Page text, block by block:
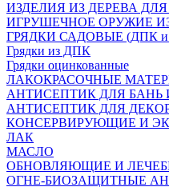
ИЗДЕЛИЯ ИЗ ДЕРЕВА
ИГРУШЕЧНОЕ ОРУЖИЕ
ГРЯДКИ САДОВЫЕ (ДПК и
Грядки из ДПК
Грядки оцинкованные
ЛАКОКРАСОЧНЫЕ
АНТИСЕПТИК ДЛЯ БАНЬ
АНТИСЕПТИК ДЛЯ
КОНСЕРВИРУЮЩИЕ И
ЛАК
МАСЛО
ОБНОВЛЯЮЩИЕ И
ОГНЕ-БИОЗАЩИТНЫЕ